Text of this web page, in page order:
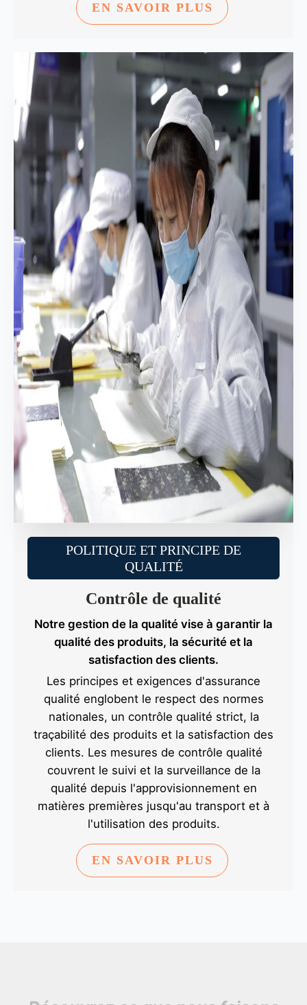
EN SAVOIR PLUS
POLITIQUE ET PRINCIPE DE
QUALITÉ
Contrôle de qualité
Notre gestion de la qualité vise à garantir la
qualité des produits, la sécurité et la
satisfaction des clients.
Les principes et exigences d'assurance
qualité englobent le respect des normes
nationales, un contrôle qualité strict, la
traçabilité des produits et la satisfaction des
clients. Les mesures de contrôle qualité
couvrent le suivi et la surveillance de la
qualité depuis l'approvisionnement en
matières premières jusqu'au transport et à
l'utilisation des produits.
EN SAVOIR PLUS